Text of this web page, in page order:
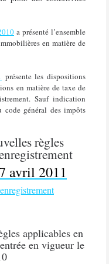
a présenté l’ensemble
en matière de
présente les dispositions
en matière de taxe de
Sauf indication
général des impôts
règles
avril 2011
applicables en
en vigueur le